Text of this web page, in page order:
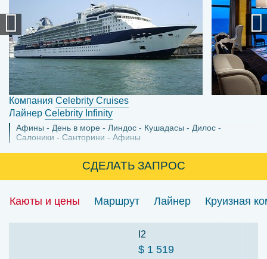
Компания Celebrity Cruises
Лайнер Celebrity Infinity
Афины День в море Линдос Кушадасы
Дилос
Салоники
Санторини Афины
СДЕЛАТЬ ЗАПРОС
Каюты и цены Маршрут Лайнер Круизная
I2
$ 1 519